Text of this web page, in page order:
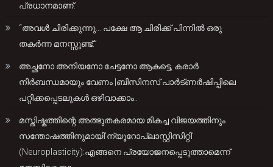
പ്രധാനമാണ്.
“അവൾ ചിരിക്കുന്നു… പക്ഷേ ആ ചിരിക്ക് പിന്നിൽ ഒരു
തകർന്ന മനസ്സുണ്ട്.”
അച്ഛനോ അനിയനോ ചേട്ടനോ ആകട്ടെ, കരാർ
നിർബന്ധമായും വേണം |ബിസിനസ് പാർട്ണർഷിപ്പിലെ
പറ്റിക്കപ്പെടലുകൾ ഒഴിവാക്കാം..
മസ്തിഷ്കത്തിന്റെ അത്ഭുതകരമായ മികച്ച വിജയത്തിനും
സന്തോഷത്തിനുമായി’ന്യൂറോപ്ലാസ്റ്റിസിറ്റി’
(Neuroplasticity):എങ്ങനെ പ്രയോജനപ്പെടുത്താമെന്ന്